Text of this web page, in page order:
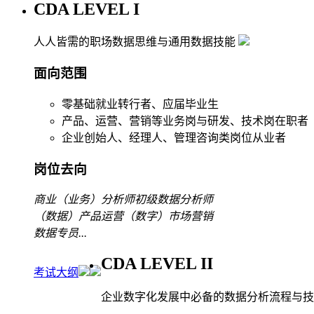
CDA LEVEL I
人人皆需的职场数据思维与通用数据技能
面向范围
零基础就业转行者、应届毕业生
产品、运营、营销等业务岗与研发、技术岗在职者
企业创始人、经理人、管理咨询类岗位从业者
岗位去向
商业（业务）分析师初级数据分析师
（数据）产品运营（数字）市场营销
数据专员...
考试大纲 CDA LEVEL II
企业数字化发展中必备的数据分析流程与